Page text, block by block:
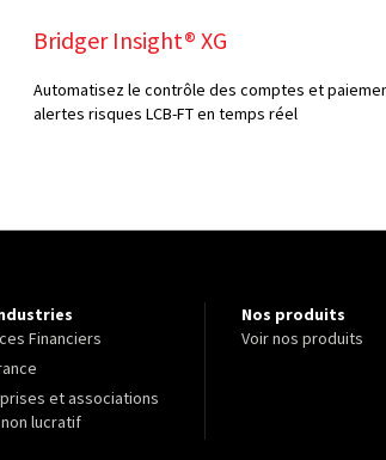
Bridger Insight® XG
Automatisez le contrôle des comptes et
alertes risques LCB-FT en temps réel
Financiers
et associations
lucratif
Nos produits
Voir nos produits